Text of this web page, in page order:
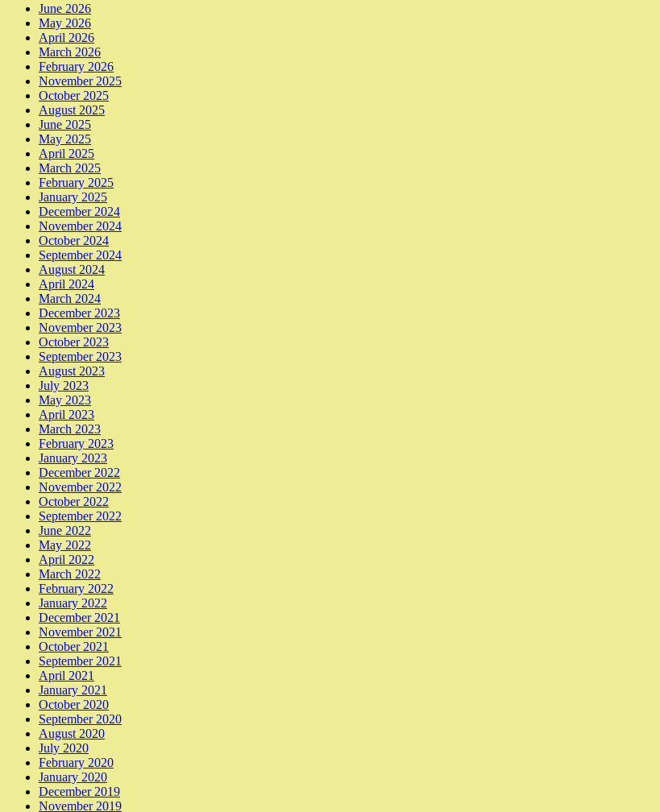
June 2026
May 2026
April 2026
March 2026
February 2026
November 2025
October 2025
August 2025
June 2025
May 2025
April 2025
March 2025
February 2025
January 2025
December 2024
November 2024
October 2024
September 2024
August 2024
April 2024
March 2024
December 2023
November 2023
October 2023
September 2023
August 2023
July 2023
May 2023
April 2023
March 2023
February 2023
January 2023
December 2022
November 2022
October 2022
September 2022
June 2022
May 2022
April 2022
March 2022
February 2022
January 2022
December 2021
November 2021
October 2021
September 2021
April 2021
January 2021
October 2020
September 2020
August 2020
July 2020
February 2020
January 2020
December 2019
November 2019